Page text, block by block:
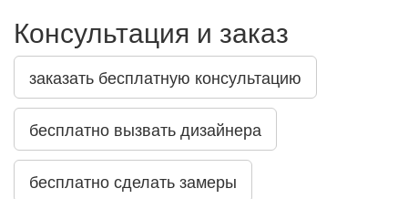
Консультация и заказ
заказать бесплатную консультацию
бесплатно вызвать дизайнера
бесплатно сделать замеры